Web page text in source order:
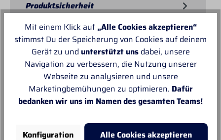
Produktsicherheit
UNSERE KUNDEN ÜBER
PROFI-TACK
Mit einem Klick auf „Alle Cookies akzeptieren“
stimmst Du der Speicherung von Cookies auf deinem
Gerät zu und unterstützt unsdabei, unsere
Navigation zu verbessern, die Nutzung unserer
Webseite zu analysieren und unsere
Marketingbemühungen zu optimieren. Dafür
bedanken wir uns im Namen des gesamten Teams!
Konfiguration
Alle Cookies akzeptieren